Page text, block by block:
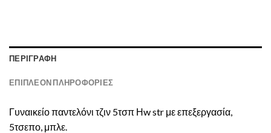
ΠΕΡΙΓΡΑΦΉ
ΕΠΙΠΛΈΟΝ ΠΛΗΡΟΦΟΡΊΕΣ
Γυναικείο παντελόνι τζιν 5τσπ Ηw str με επεξεργασία,
5τσεπο, μπλε.